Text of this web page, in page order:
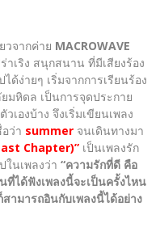
จากค่าย MACROWAVE
เริง สนุกสนาน ที่มีเสียงร้อง
ด้ง่ายๆ เริ่มจากการเรียนร้อง
มหิดล เป็นการจุดประกาย
เองบ้าง จึงเริ่มเขียนเพลง
ว่า summer จนเดินทางมา
Chapter)” เป็นเพลงรัก
นเพลงว่า “ความรักที่ดี คือ
ได้ฟังเพลงนี้จะเป็นครั้งไหน
ามารถอินกับเพลงนี้ได้อย่าง